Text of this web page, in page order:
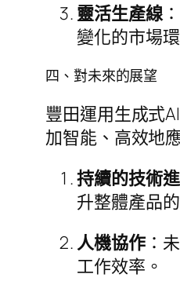
靈活生產線
變化的市場
四、對未來的展望
豐田運用生成式
加智能、高效地
持續的技術
升整體產品
人機協作：
工作效率。